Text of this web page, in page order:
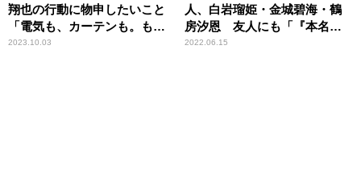
翔也の行動に物申したいこと
「電気も、カーテンも。も
う、理解が……」
2023.10.03
人、白岩瑠姫・金城碧海・鶴
房汐恩 友人にも「『本名
は？』って聞かれた」
2022.06.15